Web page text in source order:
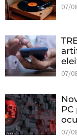
07/
07/
07/